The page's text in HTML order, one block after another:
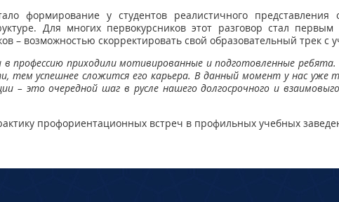
формирование у студентов реалистичного
Для многих первокурсников этот разговор стал
– возможностью скорректировать свой образовательный трек
профессию приходили мотивированные и подготовленные
тем успешнее сложится его карьера. В данный момент у нас уже
– это очередной шаг в русле нашего долгосрочного и
профориентационных встреч в профильных учебных